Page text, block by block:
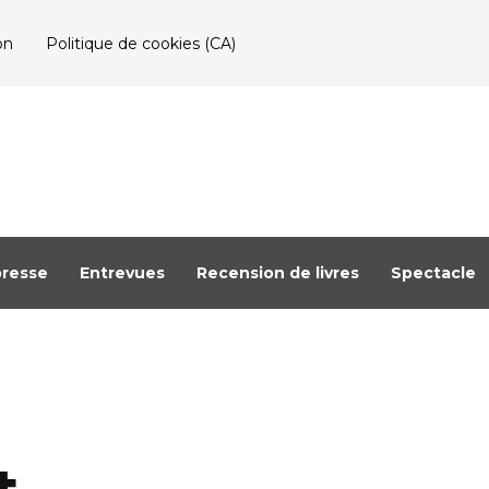
Politique de cookies (CA)
Entrevues Recension de livres Spectacle